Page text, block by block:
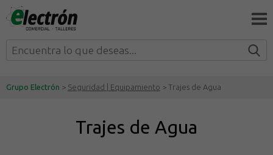
Grupo Electrón > Seguridad | Equipamiento > Trajes de Agua
Trajes de Agua